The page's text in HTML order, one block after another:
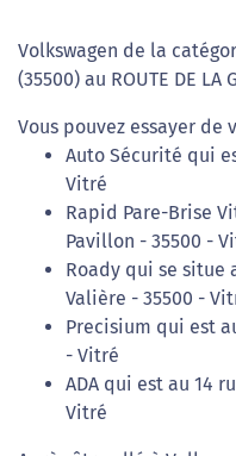
Volkswagen de la
(35500) au ROUTE DE LA
Vous pouvez essayer de
Auto Sécurité qui
Vitré
Rapid Pare-Brise
Pavillon - 35500 -
Roady qui se situe
Valière - 35500 -
Precisium qui est
- Vitré
ADA qui est au 14
Vitré